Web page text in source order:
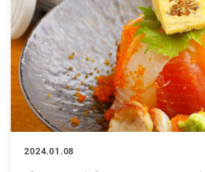
2024.01.08